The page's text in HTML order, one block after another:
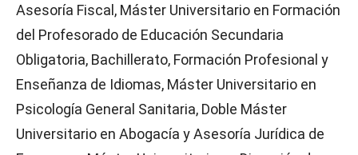
Asesoría Fiscal, Máster Universitario en Formación
del Profesorado de Educación Secundaria
Obligatoria, Bachillerato, Formación Profesional y
Enseñanza de Idiomas, Máster Universitario en
Psicología General Sanitaria, Doble Máster
Universitario en Abogacía y Asesoría Jurídica de